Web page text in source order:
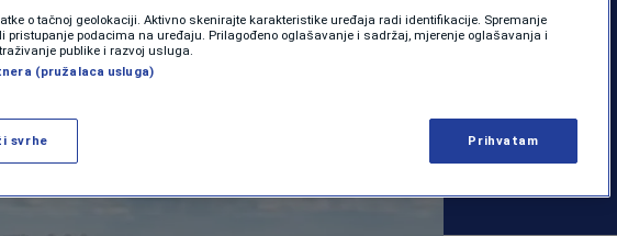
NEISTRAŽENO
VIRALNO
NAUKA | 0 komentara
o tačnoj geolokaciji. Aktivno skenirajte karakteristike uređaja radi identifikacije. Spremanje
pristupanje podacima na uređaju. Prilagođeno oglašavanje i sadržaj, mjerenje oglašavanja i
publike i razvoj usluga.
(pružalaca usluga)
svrhe Prihvatam